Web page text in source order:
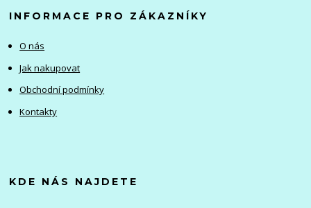
INFORMACE PRO ZÁKAZNÍKY
O nás
Jak nakupovat
Obchodní podmínky
Kontakty
KDE NÁS NAJDETE